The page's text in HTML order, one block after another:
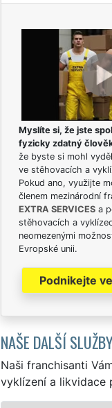
Myslíte si, že jste
fyzicky zdatný
že byste si mohl
ve stěhovacích a
Pokud ano, využijte
členem mezinárodní
EXTRA SERVICESa
stěhovacích a
neomezenými
Evropské unii.
Podnikejte
NAŠE DALŠÍ SLUŽBY
Naši franchisanti
vyklízení a likvidace